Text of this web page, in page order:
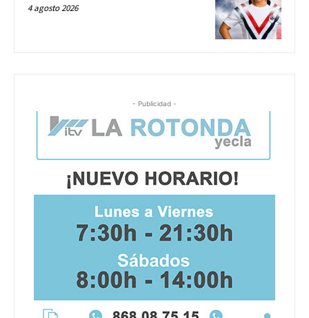
4 agosto 2026
- Publicidad -